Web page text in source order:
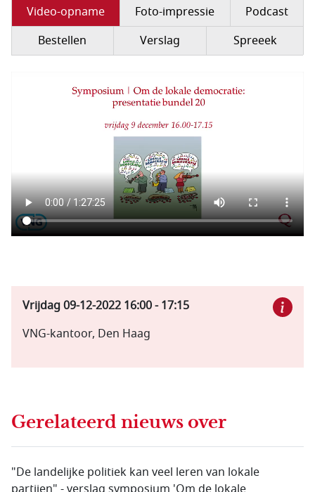
Video-opname Foto-impressie
Podcast
Bestellen
Verslag Spreeek
Filmbestand
Vrijdag 09-12-2022 16:00-17:15
VNG-kantoor, Den Haag
Gerelateerd nieuws over
"De landelijke politiek kan veel leren van lokale